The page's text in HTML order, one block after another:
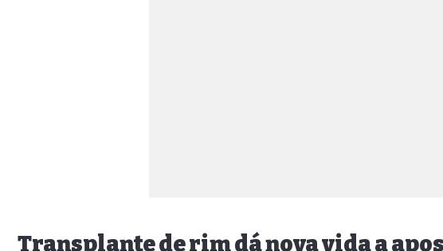
Transplante de rim dá nova vida a